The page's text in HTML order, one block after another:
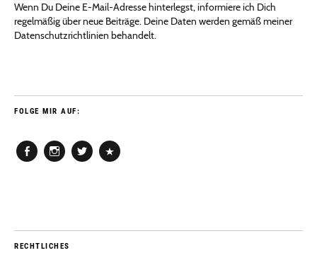
Wenn Du Deine E-Mail-Adresse hinterlegst, informiere ich Dich
regelmäßig über neue Beiträge. Deine Daten werden gemäß meiner
Datenschutzrichtlinien behandelt.
FOLGE MIR AUF:
RECHTLICHES